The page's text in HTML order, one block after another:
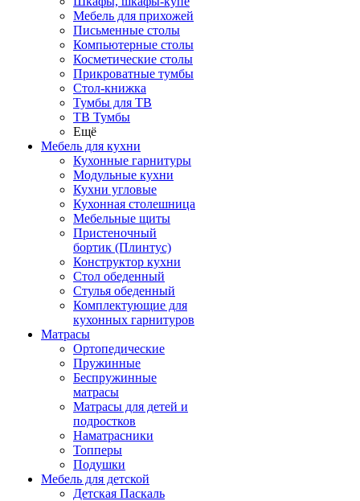
Мебель для прихожей
Письменные столы
Компьютерные столы
Косметические столы
Прикроватные тумбы
Стол-книжка
Тумбы для ТВ
ТВ Тумбы
Ещё
Мебель для кухни
Кухонные гарнитуры
Модульные кухни
Кухни угловые
Кухонная столешница
Мебельные щиты
Пристеночный
бортик (Плинтус)
Конструктор кухни
Стол обеденный
Стулья обеденный
Комплектующие для
кухонных гарнитуров
Матраcы
Ортопедические
Пружинные
Беспружинные
матрасы
Матрасы для детей и
подростков
Наматрасники
Топперы
Подушки
Мебель для детской
Детская Паскаль